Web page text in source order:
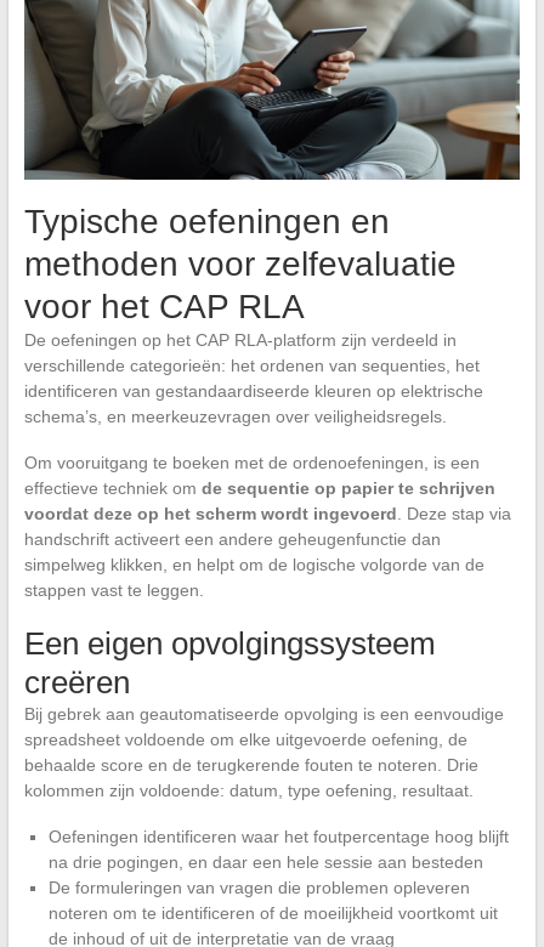
Typische oefeningen en
methoden voor zelfevaluatie
voor het CAP RLA
De oefeningen op het CAP RLA-platform zijn verdeeld in
verschillende categorieën: het ordenen van sequenties, het
identificeren van gestandaardiseerde kleuren op elektrische
schema’s, en meerkeuzevragen over veiligheidsregels.
Om vooruitgang te boeken met de ordenoefeningen, is een
effectieve techniek om de sequentie op papier te schrijven
voordat deze op het scherm wordt ingevoerd. Deze stap via
handschrift activeert een andere geheugenfunctie dan
simpelweg klikken, en helpt om de logische volgorde van de
stappen vast te leggen.
Een eigen opvolgingssysteem
creëren
Bij gebrek aan geautomatiseerde opvolging is een eenvoudige
spreadsheet voldoende om elke uitgevoerde oefening, de
behaalde score en de terugkerende fouten te noteren. Drie
kolommen zijn voldoende: datum, type oefening, resultaat.
Oefeningen identificeren waar het foutpercentage hoog blijft
na drie pogingen, en daar een hele sessie aan besteden
De formuleringen van vragen die problemen opleveren
noteren om te identificeren of de moeilijkheid voortkomt uit
de inhoud of uit de interpretatie van de vraag